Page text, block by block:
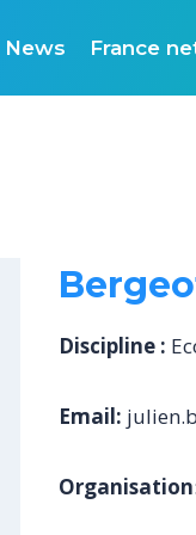
News France
Discipline :
Email:
Organisation